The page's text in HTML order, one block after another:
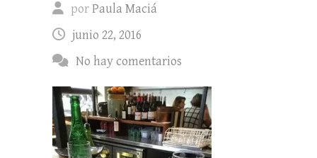
porPaula Maciá
junio 22, 2016
No hay comentarios